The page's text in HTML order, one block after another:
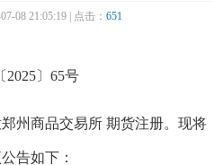
08 21:05:19 | 点击： 651
〔2025〕65号
商品交易所 期货注册。现将
告如下：